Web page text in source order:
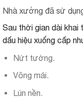
Nhà xưởng đã sử
Sau thời gian dài khai
dấu hiệu xuống cấp
Nứt tường.
Võng mái.
Lún nền.